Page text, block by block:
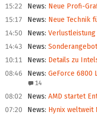
15:22 News: Neue Profi-
15:17 News: Neue Technik
14:50 News:
14:43 News:
10:11 News: Details zu
08:46 News: GeForce 6800
14
08:02 News: AMD startet
07:20 News: Hynix weltweit